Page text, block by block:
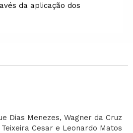
da aplicação dos
Dias Menezes, Wagner da Cruz
Cesar e Leonardo Matos